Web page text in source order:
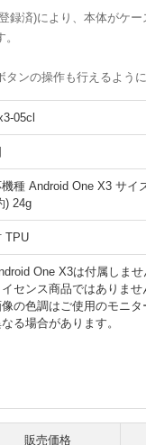
済)により、本体がケー
タンの操作も行えるよう
05cl
種 Android One X3 サイ
) 24g
TPU
One X3は付属しませ
センス商品ではありませ
の色調はご使用のモニタ
る場合があります。
販売価格